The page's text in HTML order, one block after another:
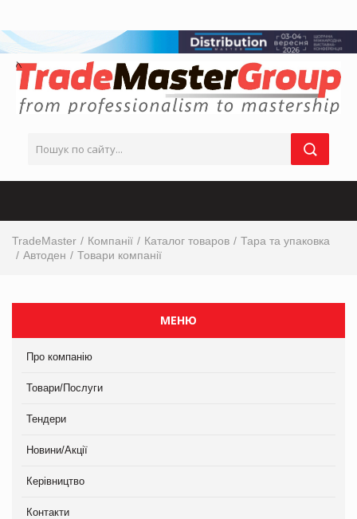
TradeMaster Компанії Каталог товаров
Тара та упаковка
Автоден
Товари компанії
МЕНЮ
Про компанію
Товари/Послуги
Тендери
Новини/Акції
Керівництво
Контакти